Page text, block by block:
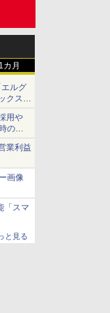
1カ月
ルグ
クス」
用や
の操
業利益
画像
「スマ
と見る